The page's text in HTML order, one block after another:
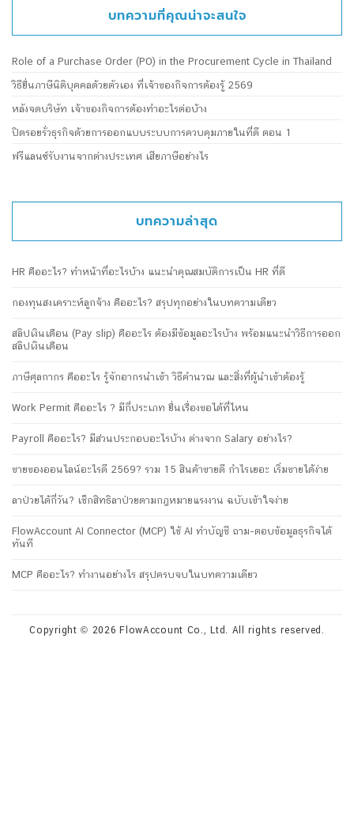
บทความที่คุณน่าจะสนใจ
Role of a Purchase Order (PO) in the Procurement Cycle in Thailand
วิธียื่นภาษีนิติบุคคลด้วยตัวเอง ที่เจ้าของกิจการต้องรู้ 2569
หลังจดบริษัท เจ้าของกิจการต้องทำอะไรต่อบ้าง
ปิดรอยรั่วธุรกิจด้วยการออกแบบระบบการควบคุมภายในที่ดี ตอน 1
ฟรีแลนซ์รับงานจากต่างประเทศ เสียภาษีอย่างไร
บทความล่าสุด
HR คืออะไร? ทำหน้าที่อะไรบ้าง แนะนำคุณสมบัติการเป็น HR ที่ดี
กองทุนสงเคราะห์ลูกจ้าง คืออะไร? สรุปทุกอย่างในบทความเดียว
สลิปเงินเดือน (Pay slip) คืออะไร ต้องมีข้อมูลอะไรบ้าง พร้อมแนะนำวิธีการออก
สลิปเงินเดือน
ภาษีศุลกากร คืออะไร รู้จักอากรนำเข้า วิธีคำนวณ และสิ่งที่ผู้นำเข้าต้องรู้
Work Permit คืออะไร ? มีกี่ประเภท ยื่นเรื่องขอได้ที่ไหน
Payroll คืออะไร? มีส่วนประกอบอะไรบ้าง ต่างจาก Salary อย่างไร?
ขายของออนไลน์อะไรดี 2569? รวม 15 สินค้าขายดี กำไรเยอะ เริ่มขายได้ง่าย
ลาป่วยได้กี่วัน? เช็กสิทธิลาป่วยตามกฎหมายแรงงาน ฉบับเข้าใจง่าย
FlowAccount AI Connector (MCP) ใช้ AI ทำบัญชี ถาม-ตอบข้อมูลธุรกิจได้
ทันที
MCP คืออะไร? ทำงานอย่างไร สรุปครบจบในบทความเดียว
Copyright © 2026 FlowAccount Co., Ltd. All rights reserved.